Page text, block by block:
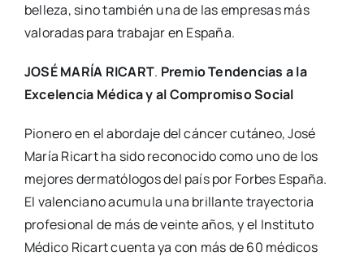
belle­za, sino tam­bién una de las empre­sas más
valo­ra­das para tra­ba­jar en Espa­ña.
JOSÉ MARÍA RICART. Pre­mio Ten­den­cias a la
Exce­len­cia Médi­ca y al Com­pro­mi­so Social
Pio­ne­ro en el abor­da­je del cán­cer cutá­neo, José
María Ricart ha sido reco­no­ci­do como uno de los
mejo­res der­ma­tó­lo­gos del país por For­bes Espa­ña.
El valen­ciano acu­mu­la una bri­llan­te tra­yec­to­ria
pro­fe­sio­nal de más de vein­te años, y el Ins­ti­tu­to
Médi­co Ricart cuen­ta ya con más de 60 médi­cos